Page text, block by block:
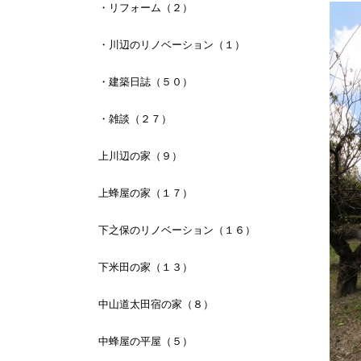
・リフォーム（２）
・川辺のリノベーション（１）
・建築日誌（５０）
・雑談（２７）
上川辺の家（９）
上蜂屋の家（１７）
下之保のリノベーション（１６）
下米田の家（１３）
中山道太田宿の家（８）
中蜂屋の平屋（５）